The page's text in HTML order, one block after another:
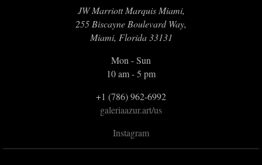
JW Marriott Marquis Miami,
255 Biscayne Boulevard Way,
Miami, Florida 33131
Mon - Sun
10 am - 5 pm
+1 (786) 962-6992
galeriaazur.art/us
Instagram